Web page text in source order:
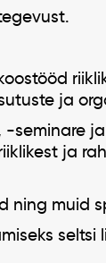
ja
-seminare ja
ja
ning muid
seltsi